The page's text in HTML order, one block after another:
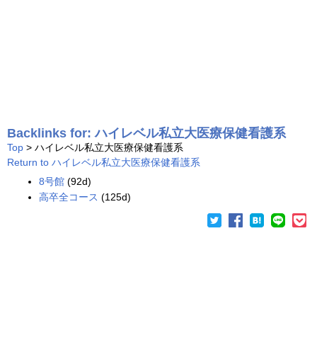
Backlinks for: ハイレベル私立大医療保健看護系
Top > ハイレベル私立大医療保健看護系
Return to ハイレベル私立大医療保健看護系
8号館 (92d)
高卒全コース (125d)